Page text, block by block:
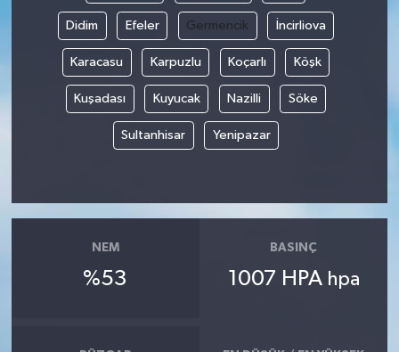
Didim Efeler Germencik İncirliova
Karacasu Karpuzlu Koçarlı Köşk
Kuşadası Kuyucak Nazilli Söke
Sultanhisar Yenipazar
NEM
%53
BASINÇ
1007 HPA hpa